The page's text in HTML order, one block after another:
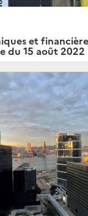
et
du 15 août 2022